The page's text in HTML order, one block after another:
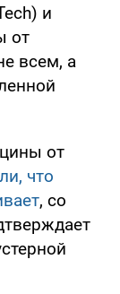
и
от
всем, а
от
что
, со